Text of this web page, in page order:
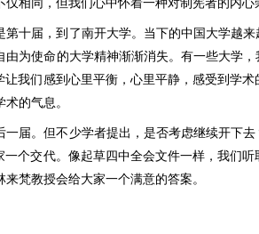
相同，但我们心中怀着一种对制宪者的内心
十届，到了南开大学。当下的中国大学越
为使命的大学精神渐渐消失。有一些大学
我们感到心里平衡，心里平静，感受到学
的气息。
届。但不少学者提出，是否考虑继续开下
个交代。像起草四中全会文件一样，我们
梵教授会给大家一个满意的答案。